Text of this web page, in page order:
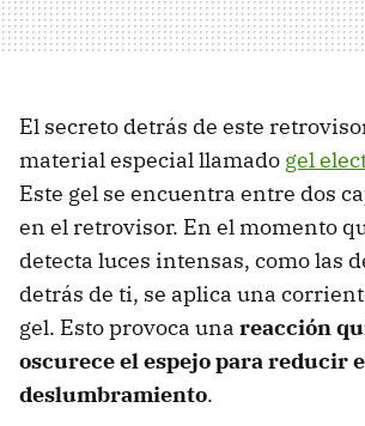
El secreto detrás de este
material especial llamado gel
Este gel se encuentra entre dos
en el retrovisor. En el momento
detecta luces intensas, como las
detrás de ti, se aplica una
gel. Esto provoca una reacción
oscurece el espejo para reducir
deslumbramiento.